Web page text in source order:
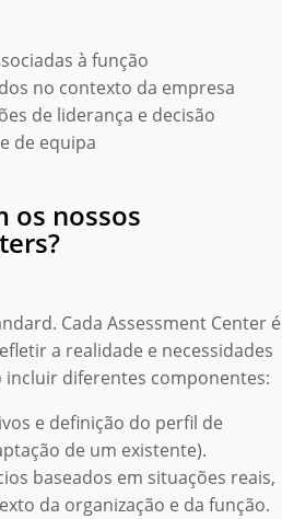
à função
no contexto da empresa
de liderança e decisão
de equipa
os nossos
Cada Assessment Center é
a realidade e necessidades
incluir diferentes componentes:
e definição do perfil de
de um existente).
baseados em situações reais,
da organização e da função.